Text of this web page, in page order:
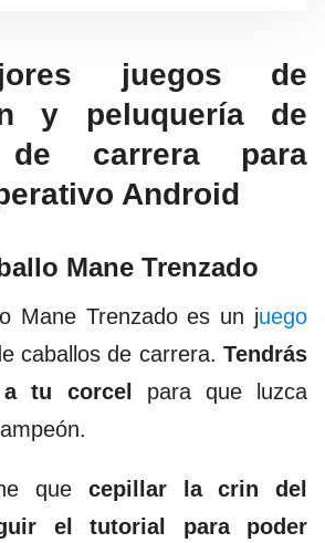
juegos de
y peluquería de
de carrera para
Android
Mane Trenzado
Mane Trenzadoes un juego
caballos de carrera.Tendrás
a tu corcel para que luzca
que cepillar la crin del
el tutorial para poder